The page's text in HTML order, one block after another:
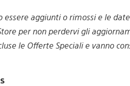
essere aggiunti o rimossi e le
per non perdervi gli
le Offerte Speciali e vanno